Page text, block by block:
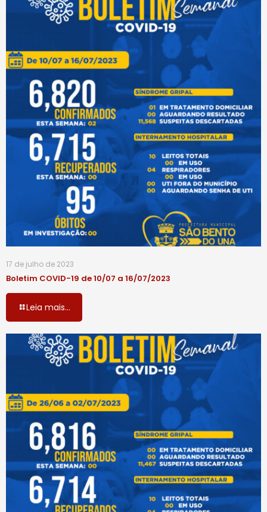
17 de julho de 2023
Boletim COVID-19 de 10/07 a 16/07/2023
Leia mais...